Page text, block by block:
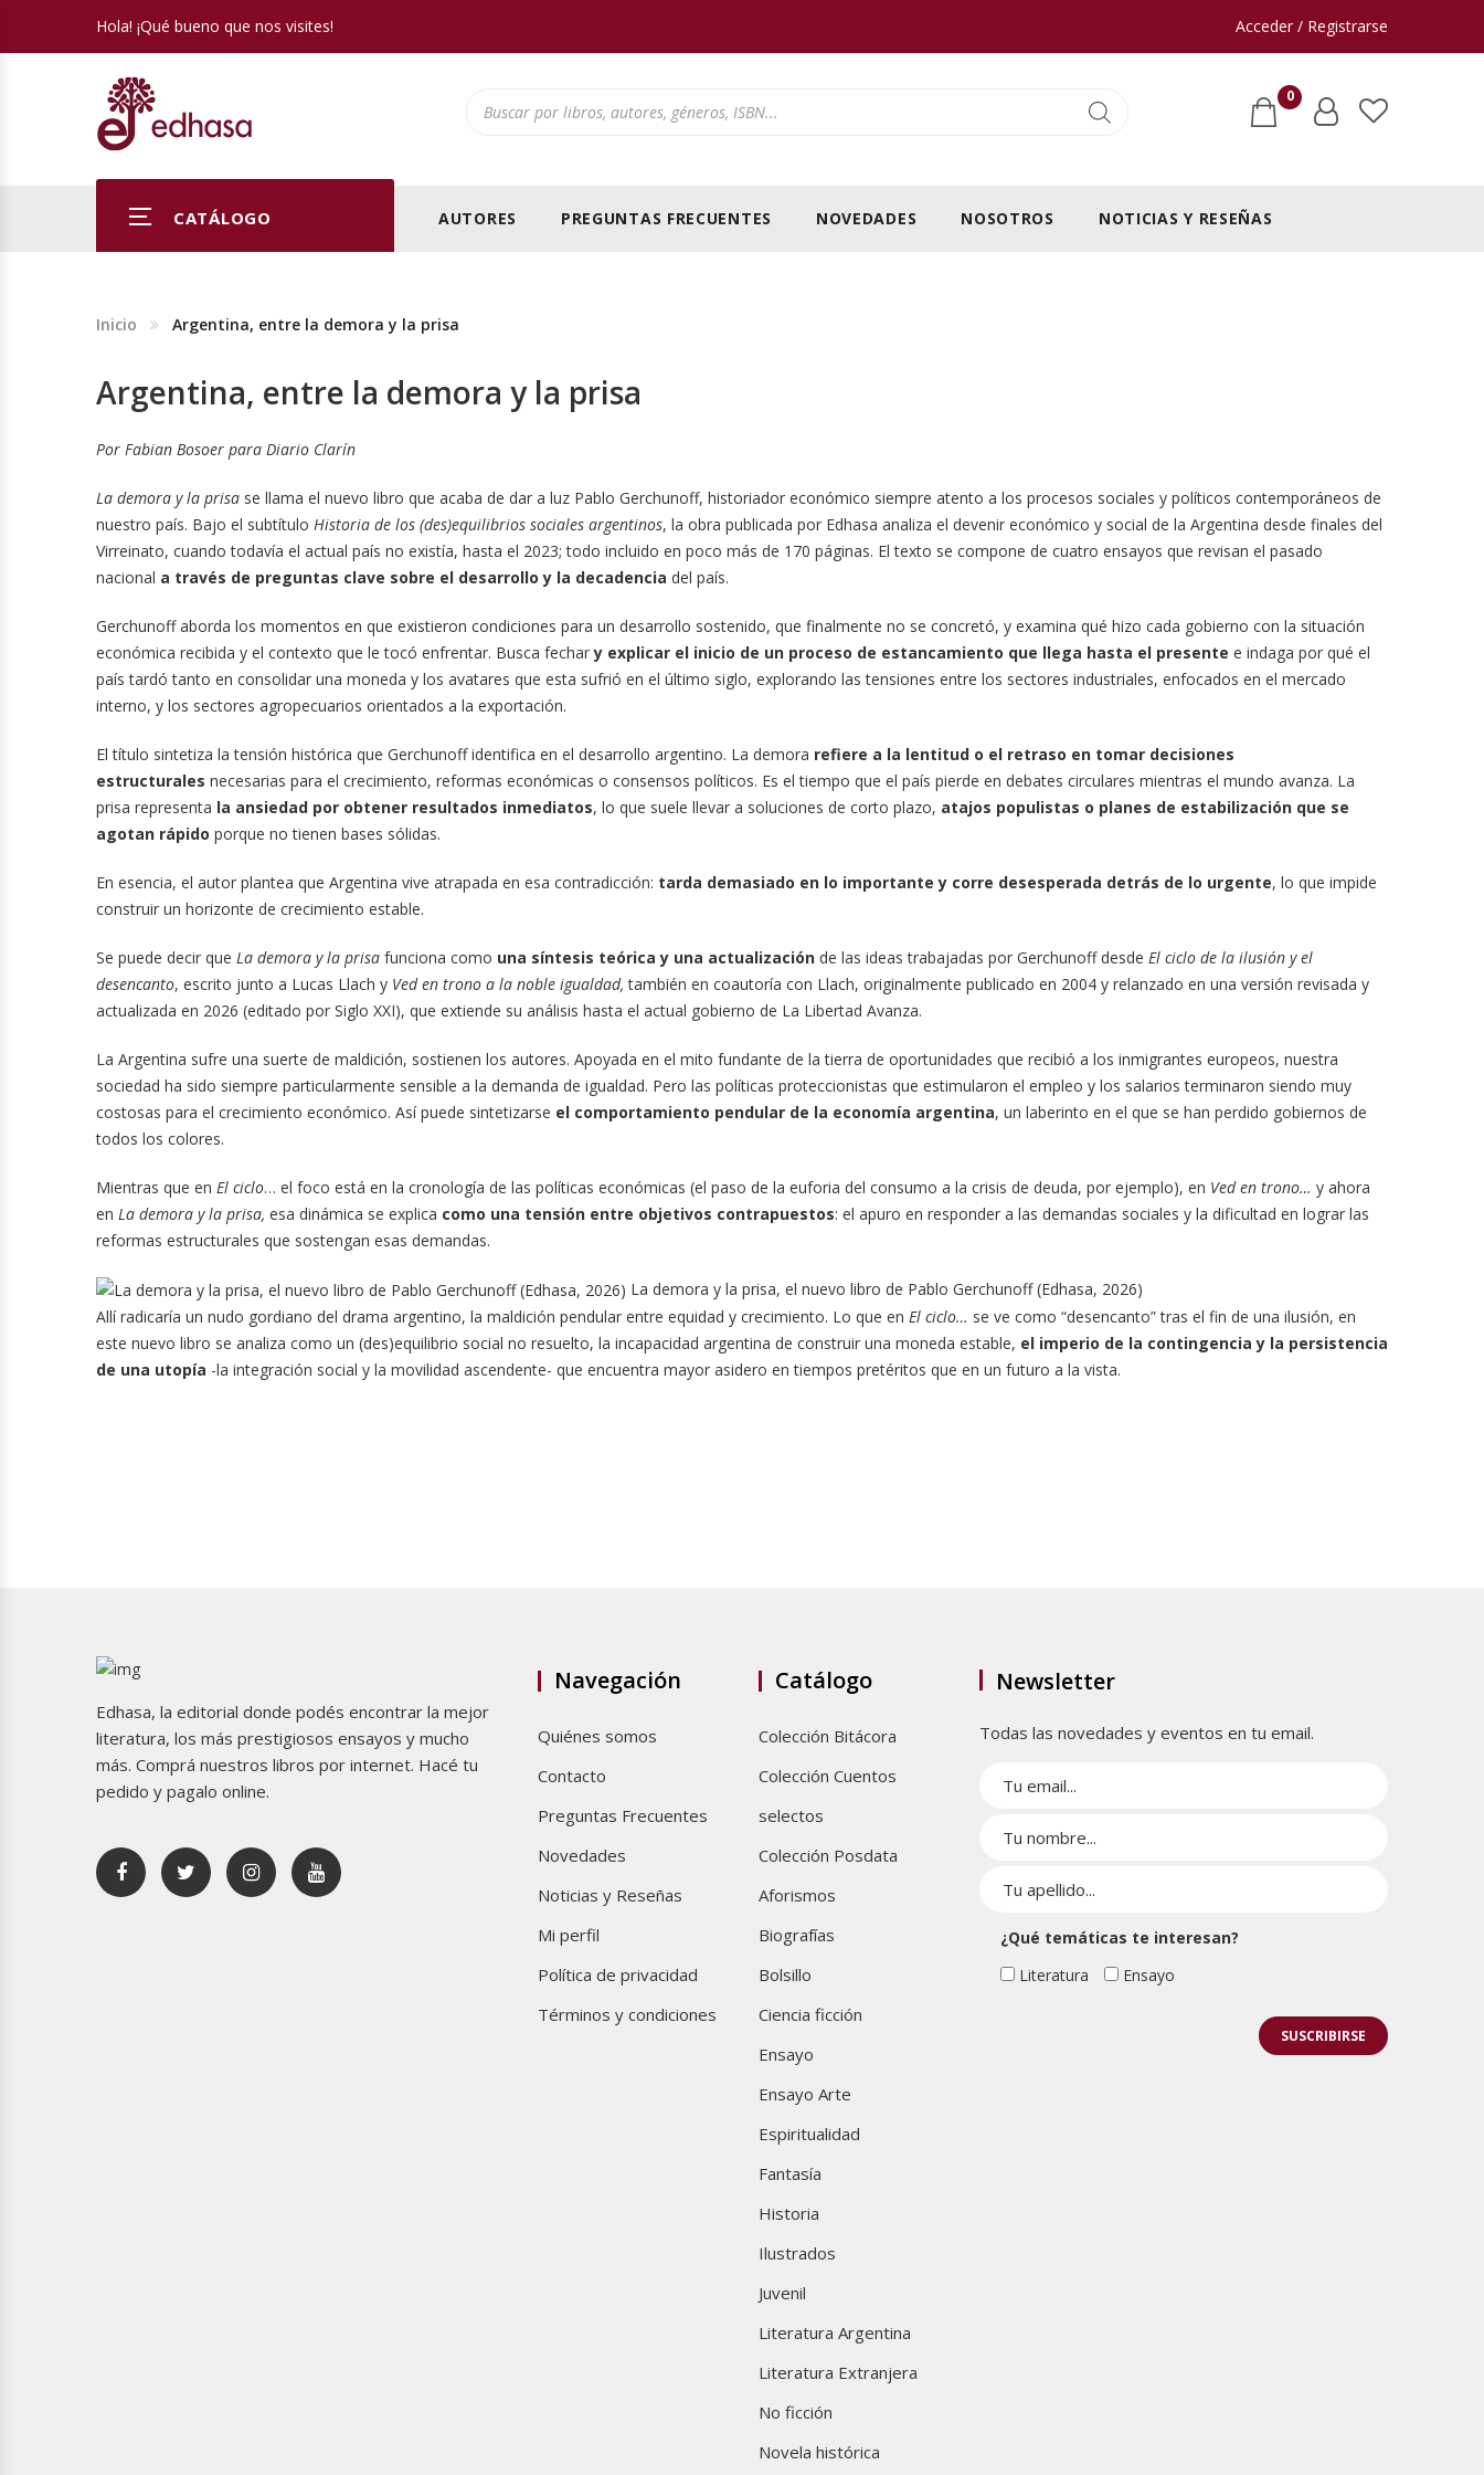
Hola! ¡Qué bueno que nos visites! Acceder / Registrarse
0
CATÁLOGO AUTORES PREGUNTAS FRECUENTES NOVEDADES NOSOTROS NOTICIAS Y RESEÑAS
Inicio Argentina, entre la demora y la prisa
Argentina, entre la demora y la prisa
Por Fabian Bosoer para Diario Clarín
La demora y la prisa se llama el nuevo libro que acaba de dar a luz Pablo Gerchunoff, historiador económico siempre atento a los procesos sociales y políticos contemporáneos de
nuestro país. Bajo el subtítulo Historia de los (des)equilibrios sociales argentinos, la obra publicada por Edhasa analiza el devenir económico y social de la Argentina desde finales del
Virreinato, cuando todavía el actual país no existía, hasta el 2023; todo incluido en poco más de 170 páginas. El texto se compone de cuatro ensayos que revisan el pasado
nacional a través de preguntas clave sobre el desarrollo y la decadencia del país.
Gerchunoff aborda los momentos en que existieron condiciones para un desarrollo sostenido, que finalmente no se concretó, y examina qué hizo cada gobierno con la situación
económica recibida y el contexto que le tocó enfrentar. Busca fechary explicar el inicio de un proceso de estancamiento que llega hasta el presente e indaga por qué el
país tardó tanto en consolidar una moneda y los avatares que esta sufrió en el último siglo, explorando las tensiones entre los sectores industriales, enfocados en el mercado
interno, y los sectores agropecuarios orientados a la exportación.
El título sintetiza la tensión histórica que Gerchunoff identifica en el desarrollo argentino. La demora refiere a la lentitud o el retraso en tomar decisiones
estructurales necesarias para el crecimiento, reformas económicas o consensos políticos. Es el tiempo que el país pierde en debates circulares mientras el mundo avanza. La
prisa representa la ansiedad por obtener resultados inmediatos, lo que suele llevar a soluciones de corto plazo, atajos populistas o planes de estabilización que se
agotan rápido porque no tienen bases sólidas.
En esencia, el autor plantea que Argentina vive atrapada en esa contradicción: tarda demasiado en lo importante y corre desesperada detrás de lo urgente, lo que impide
construir un horizonte de crecimiento estable.
Se puede decir que La demora y la prisa funciona como una síntesis teórica y una actualización de las ideas trabajadas por Gerchunoff desde El ciclo de la ilusión y el
desencanto, escrito junto a Lucas Llach y Ved en trono a la noble igualdad,también en coautoría con Llach, originalmente publicado en 2004 y relanzado en una versión revisada y
actualizada en 2026 (editado por Siglo XXI), que extiende su análisis hasta el actual gobierno de La Libertad Avanza.
La Argentina sufre una suerte de maldición, sostienen los autores. Apoyada en el mito fundante de la tierra de oportunidades que recibió a los inmigrantes europeos, nuestra
sociedad ha sido siempre particularmente sensible a la demanda de igualdad. Pero las políticas proteccionistas que estimularon el empleo y los salarios terminaron siendo muy
costosas para el crecimiento económico. Así puede sintetizarse el comportamiento pendular de la economía argentina, un laberinto en el que se han perdido gobiernos de
todos los colores.
Mientras que en El ciclo… el foco está en la cronología de las políticas económicas (el paso de la euforia del consumo a la crisis de deuda, por ejemplo), en Ved en trono… y ahora
en La demora y la prisa, esa dinámica se explica como una tensión entre objetivos contrapuestos: el apuro en responder a las demandas sociales y la dificultad en lograr las
reformas estructurales que sostengan esas demandas.
La demora y la prisa, el nuevo libro de Pablo Gerchunoff (Edhasa, 2026)
Allí radicaría un nudo gordiano del drama argentino, la maldición pendular entre equidad y crecimiento. Lo que en El ciclo… se ve como “desencanto” tras el fin de una ilusión, en
este nuevo libro se analiza como un (des)equilibrio social no resuelto, la incapacidad argentina de construir una moneda estable, el imperio de la contingencia y la persistencia
de una utopía -la integración social y la movilidad ascendente- que encuentra mayor asidero en tiempos pretéritos que en un futuro a la vista.
Edhasa, la editorial donde podés encontrar la mejor
literatura, los más prestigiosos ensayos y mucho
más. Comprá nuestros libros por internet. Hacé tu
pedido y pagalo online.
Navegación
Quiénes somos
Contacto
Preguntas Frecuentes
Novedades
Noticias y Reseñas
Mi perfil
Política de privacidad
Términos y condiciones
Catálogo
Colección Bitácora
Colección Cuentos
selectos
Colección Posdata
Aforismos
Biografías
Bolsillo
Ciencia ficción
Ensayo
Ensayo Arte
Espiritualidad
Fantasía
Historia
Ilustrados
Juvenil
Literatura Argentina
Literatura Extranjera
No ficción
Novela histórica
Newsletter
Todas las novedades y eventos en tu email.
¿Qué temáticas te interesan?
Literatura
Ensayo